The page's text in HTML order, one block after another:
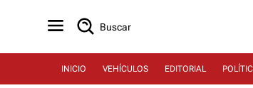
Buscar
INICIO VEHÍCULOS EDITORIAL